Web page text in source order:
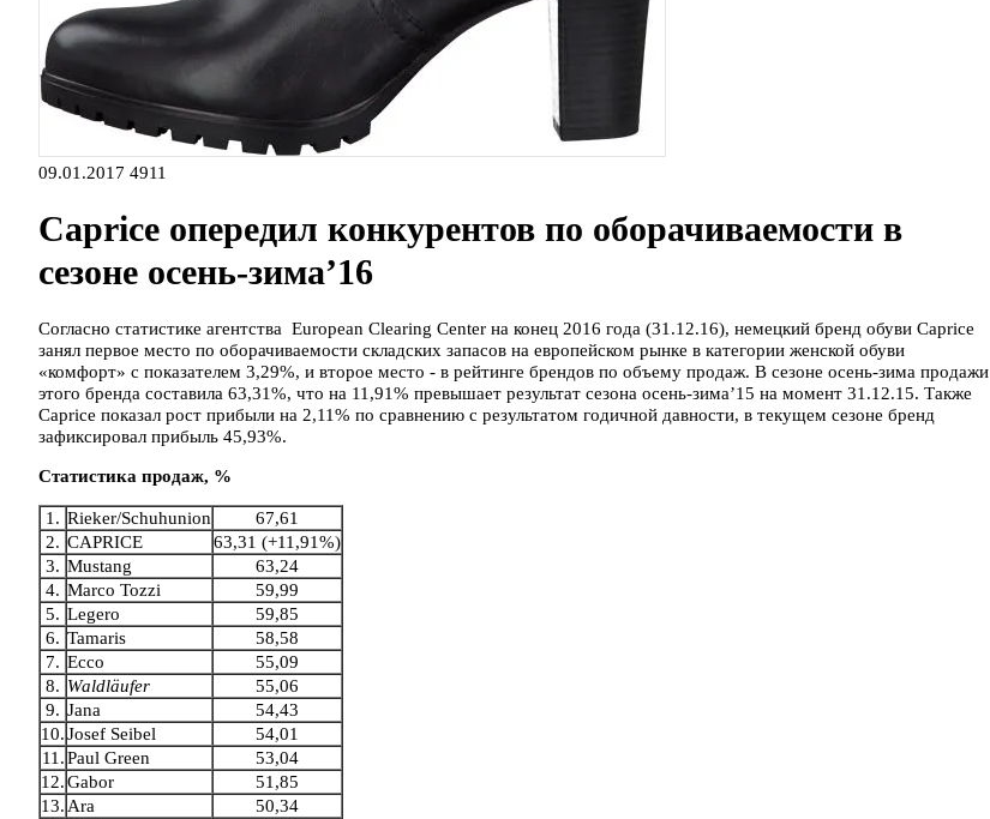
09.01.2017 4911
Caprice опередил конкурентов по оборачиваемости в
сезоне осень-зима’16
Согласно статистике агентства European Clearing Center на конец 2016 года (31.12.16), немецкий бренд обуви Caprice
занял первое место по оборачиваемости складских запасов на европейском рынке в категории женской обуви
«комфорт» с показателем 3,29%, и второе место - в рейтинге брендов по объему продаж. В сезоне осень-зима продажи
этого бренда составила 63,31%, что на 11,91% превышает результат сезона осень-зима’15 на момент 31.12.15. Также
Caprice показал рост прибыли на 2,11% по сравнению с результатом годичной давности, в текущем сезоне бренд
зафиксировал прибыль 45,93%.
Статистика продаж, %
1. Rieker/Schuhunion
67,61
2. CAPRICE
63,31 (+11,91%)
3. Mustang
63,24
4. Marco Tozzi
59,99
5. Legero
59,85
6. Tamaris
58,58
7. Ecco
55,09
8. Waldläufer
55,06
9. Jana
54,43
10.Josef Seibel
54,01
11.Paul Green
53,04
12.Gabor
51,85
13. Ara
50,34